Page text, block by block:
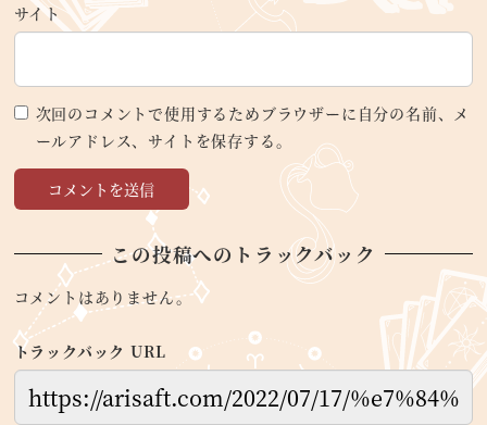
サイト
次回のコメントで使用するためブラウザーに自分の名前、メ
ールアドレス、サイトを保存する。
この投稿へのトラックバック
コメントはありません。
トラックバック URL